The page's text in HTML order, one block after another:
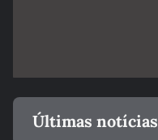
Últimas notícias